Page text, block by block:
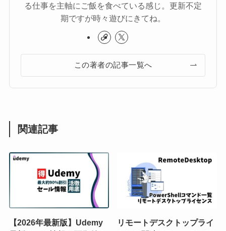
る仕事を主軸にご飯を食べている感じ。更新不定
期ですが時々遊びにきてね。
この著者の記事一覧へ
関連記事
【2026年最新版】Udemy
リモートデスクトップライ